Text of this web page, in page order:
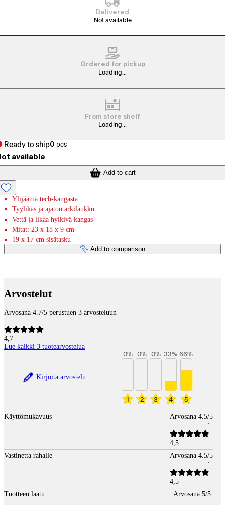
Delivered
Not available
Ordered for pickup
Loading...
From store shelf
Loading...
Ready to ship0 pcs
available
Add to cart
Ylijäämä tech-kangasta
Tyylikäs ja ajaton arkilaukku
Vettä ja likaa hylkivä kangas
Mitat: 23 x 18 x 9 cm
19 x 17 cm sisätasku
Add to comparison
Arvostelut
Arvosana 4.7/5 perustuen 3 arvosteluun
4,7
Lue kaikki 3 tuotearvostelua
Kirjoita arvostelu
1
0%
2
0%
3
0%
4
33%
5
66%
Käyttömukavuus Arvosana 4.5/5
4,5
Vastinetta rahalle
Arvosana 4.5/5
4,5
Tuotteen laatu
Arvosana 5/5